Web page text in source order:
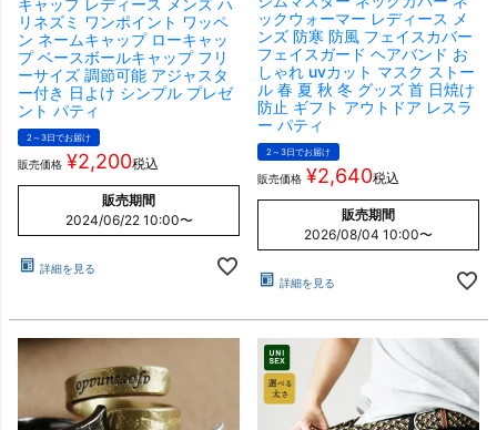
キャップ レディース メンズ ハ
リネズミ ワンポイント ワッペ
ン ネームキャップ ローキャッ
プ ベースボールキャップ フリ
ーサイズ 調節可能 アジャスタ
ー付き 日よけ シンプル プレゼ
ント パティ
2～3日でお届け
販売価格 ¥2,200税込
販売期間
2024/06/22 10:00〜
詳細を見る
ックウォーマー レディース メ
ンズ 防寒 防風 フェイスカバー
フェイスガード ヘアバンド お
しゃれ uvカット マスク ストー
ル 春 夏 秋 冬 グッズ 首 日焼け
防止 ギフト アウトドア レスラ
ー パティ
2～3日でお届け
販売価格 ¥2,640税込
販売期間
2026/08/04 10:00〜
詳細を見る